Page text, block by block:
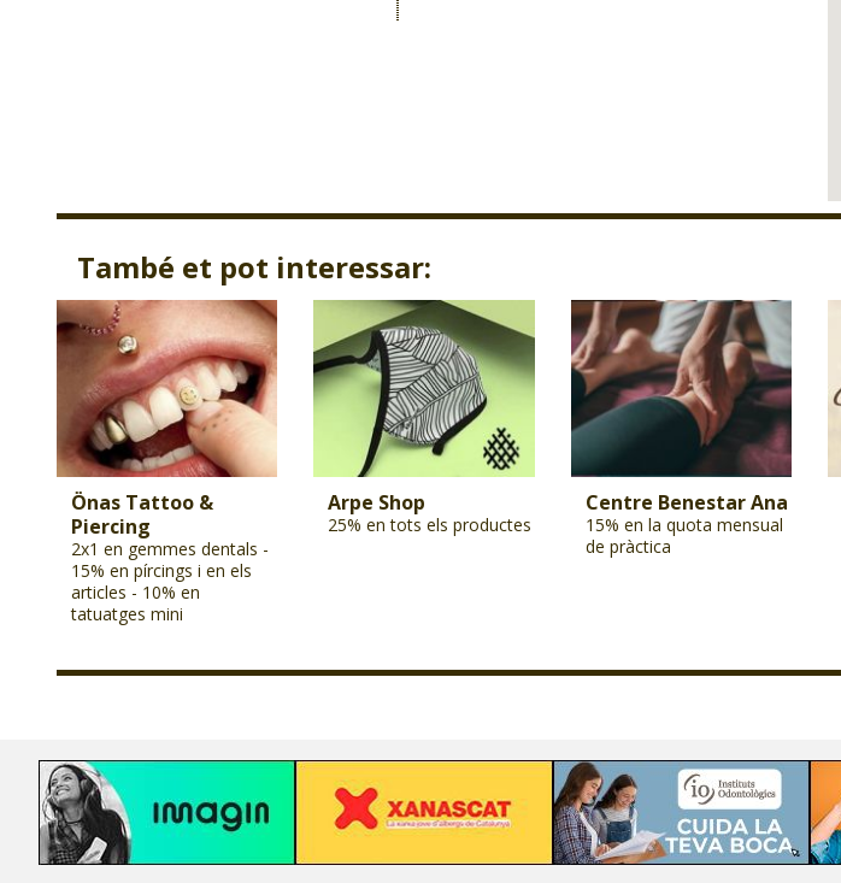
També et pot interessar:
Önas Tattoo &
Piercing
2x1 en gemmes dentals -
15% en pírcings i en els
articles - 10% en
tatuatges mini
Arpe Shop
25% en tots els productes
Centre Benestar Ana
15% en la quota mensual
de pràctica